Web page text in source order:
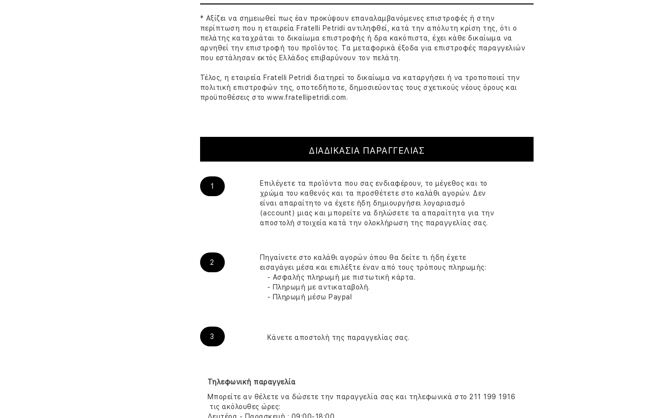
* Αξίζει να σημειωθεί πως έαν προκύψουν επαναλαμβανόμενες επιστροφές ή στην
περίπτωση που η εταιρεία Fratelli Petridi αντιληφθεί, κατά την απόλυτη κρίση της, ότι ο
πελάτης καταχράται το δικαίωμα επιστροφής ή δρα κακόπιστα, έχει κάθε δικαίωμα να
αρνηθεί την επιστροφή του προϊόντος. Τα μεταφορικά έξοδα για επιστροφές παραγγελιών
που εστάλησαν εκτός Ελλάδος επιβαρύνουν τον πελάτη.
Τέλος, η εταιρεία Fratelli Petridi διατηρεί το δικαίωμα να καταργήσει ή να τροποποιεί την
πολιτική επιστροφών της, οποτεδήποτε, δημοσιεύοντας τους σχετικούς νέους όρους και
προϋποθέσεις στο www.fratellipetridi.com.
ΔΙΑΔΙΚΑΣΙΑ ΠΑΡΑΓΓΕΛΙΑΣ
1
Επιλέγετε τα προϊόντα που σας ενδιαφέρουν, το μέγεθος και το
χρώμα του καθενός και τα προσθέτετε στο καλάθι αγορών. Δεν
είναι απαραίτητο να έχετε ήδη δημιουργήσει λογαριασμό
(account) μιας και μπορείτε να δηλώσετε τα απαραίτητα για την
αποστολή στοιχεία κατά την ολοκλήρωση της παραγγελίας σας.
2
Πηγαίνετε στο καλάθι αγορών όπου θα δείτε τι ήδη έχετε
εισαγάγει μέσα και επιλέξτε έναν από τους τρόπους πληρωμής:
- Ασφαλής πληρωμή με πιστωτική κάρτα.
- Πληρωμή με αντικαταβολή.
- Πληρωμή μέσω Paypal
3 Κάνετε αποστολή της παραγγελίας σας.
Τηλεφωνική παραγγελία
Μπορείτε αν θέλετε να δώσετε την παραγγελία σας και τηλεφωνικά στο 211 199 1916
τις ακόλουθες ώρες: